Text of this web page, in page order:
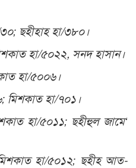
ছহীহাহ হা/৩৮০।
হা/৫০২২, সনদ হাসান।
হা/৫০০৬।
মিশকাত হা/৭০১ ।
হা/৫০১১; ছহীহুল জামে‘
হা/৫০১২; ছহীহ আত-